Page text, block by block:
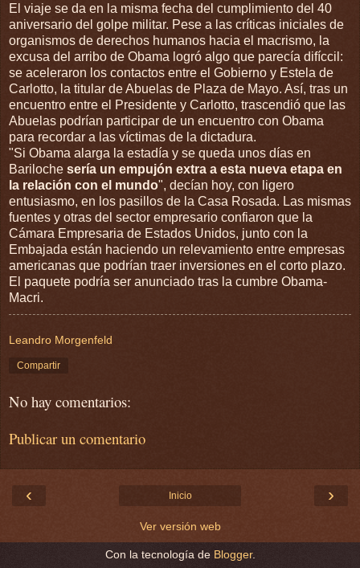
El viaje se da en la misma fecha del cumplimiento del 40
aniversario del golpe militar. Pese a las críticas iniciales de
organismos de derechos humanos hacia el macrismo, la
excusa del arribo de Obama logró algo que parecía difíccil:
se aceleraron los contactos entre el Gobierno y Estela de
Carlotto, la titular de Abuelas de Plaza de Mayo. Así, tras un
encuentro entre el Presidente y Carlotto, trascendió que las
Abuelas podrían participar de un encuentro con Obama
para recordar a las víctimas de la dictadura.
"Si Obama alarga la estadía y se queda unos días en
Bariloche sería un empujón extra a esta nueva etapa en
la relación con el mundo", decían hoy, con ligero
entusiasmo, en los pasillos de la Casa Rosada. Las mismas
fuentes y otras del sector empresario confiaron que la
Cámara Empresaria de Estados Unidos, junto con la
Embajada están haciendo un relevamiento entre empresas
americanas que podrían traer inversiones en el corto plazo.
El paquete podría ser anunciado tras la cumbre Obama-
Macri.
Leandro Morgenfeld
Compartir
No hay comentarios:
Publicar un comentario
‹ ›
Inicio
Ver versión web
Con la tecnología de Blogger.